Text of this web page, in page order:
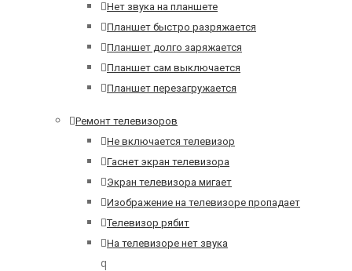
Нет звука на планшете
Планшет быстро разряжается
Планшет долго заряжается
Планшет сам выключается
Планшет перезагружается
Ремонт телевизоров
Не включается телевизор
Гаснет экран телевизора
Экран телевизора мигает
Изображение на телевизоре пропадает
Телевизор рябит
На телевизоре нет звука
q